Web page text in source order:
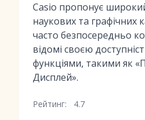
Casio пропонує
наукових та графічних
часто безпосередньо
відомі своєю
функціями, такими як
Дисплей».
Рейтинг: 4.7